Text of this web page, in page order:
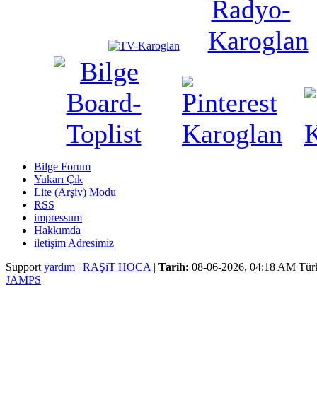
Bilge Forum
Yukarı Çık
Lite (Arşiv) Modu
RSS
impressum
Hakkımda
iletişim Adresimiz
Support yardım | RAŞiT HOCA | Tarih: 08-06-2026, 04:18 AM
JAMPS